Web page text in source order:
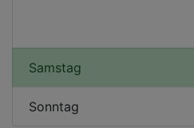
Samstag
Sonntag